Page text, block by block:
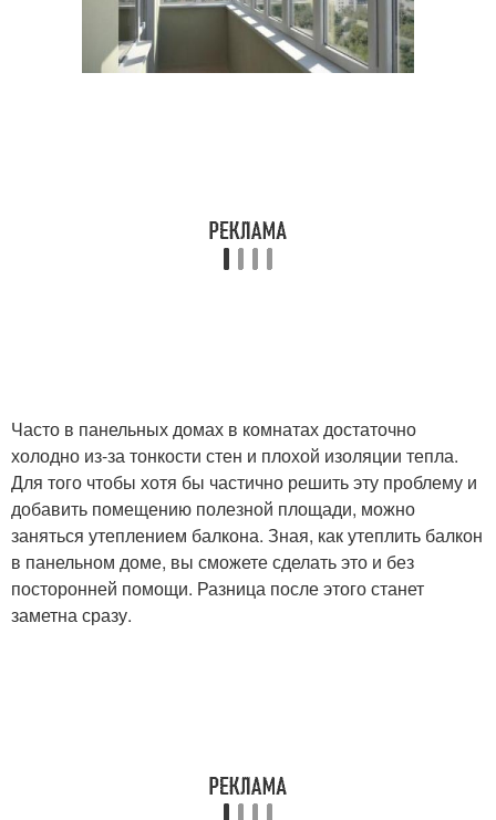
Часто в панельных домах в комнатах достаточно
холодно из-за тонкости стен и плохой изоляции тепла.
Для того чтобы хотя бы частично решить эту проблему и
добавить помещению полезной площади, можно
заняться утеплением балкона. Зная, как утеплить балкон
в панельном доме, вы сможете сделать это и без
посторонней помощи. Разница после этого станет
заметна сразу.